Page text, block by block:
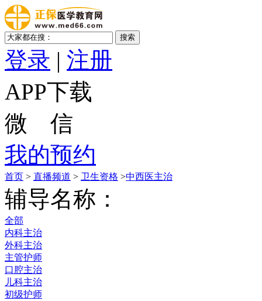
登录 | 注册
APP下载
微 信
我的预约
首页 > 直播频道 > 卫生资格 >中西医主治
辅导名称：
全部
内科主治
外科主治
主管护师
口腔主治
儿科主治
初级护师